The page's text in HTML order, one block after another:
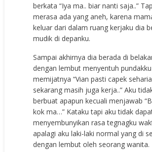
berkata “Iya ma.. biar nanti saja..”
merasa ada yang aneh, karena
keluar dari dalam ruang kerjaku dia
mudik di depanku.
Sampai akhirnya dia berada di
dengan lembut menyentuh
memijatnya “Vian pasti capek
sekarang masih juga kerja..” Aku
berbuat apapun kecuali menjawab
kok ma…” Kataku tapi aku tidak
menyembunyikan rasa tegnagku
apalagi aku laki-laki normal yang di
dengan lembut oleh seorang wanita.